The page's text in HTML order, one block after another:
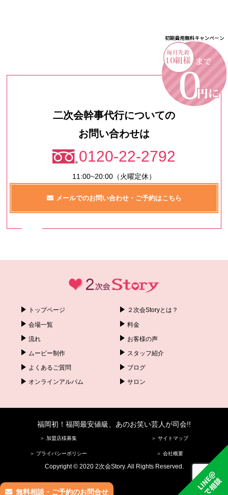
無料相談・ご予約のお問合せ
二次会幹事代行についての
お問い合わせは
0120-22-2792
11:00~20:00（火曜定休）
メールでのお問い合わせ・ご予約はこちら
トップページ ２次会Storyとは？
会場一覧 料金
流れ お客様の声
ムービー制作 スタッフ紹介
よくあるご質問 ブログ
オンラインアルバム サロン
福岡初！福岡最安値級、あのお笑い芸人が司会!!
＞ 加盟店様募集 ＞ サイトマップ
＞ プライバシーポリシー ＞ 会社概要
Copyright © 2020 2次会Story. All Rights Reserved.